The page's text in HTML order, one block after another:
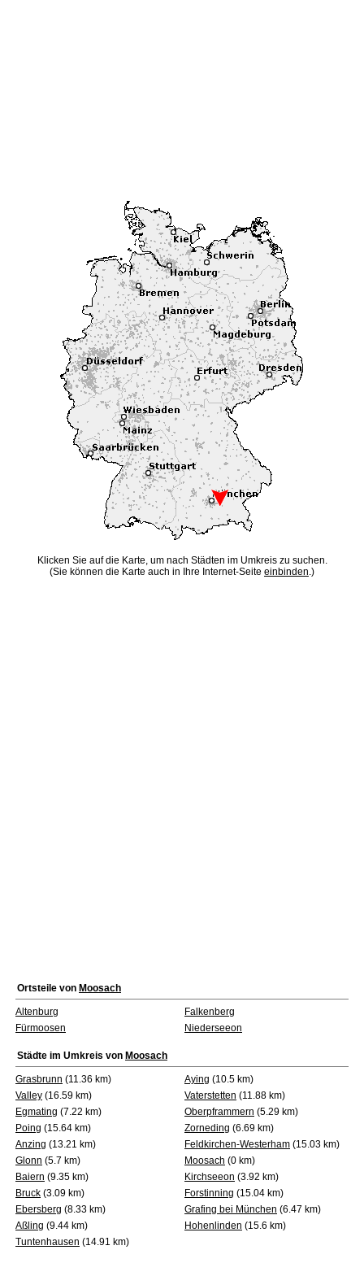
Klicken Sie auf die Karte, um nach Städten im Umkreis zu suchen.
(Sie können die Karte auch in Ihre Internet-Seite einbinden.)
Ortsteile von Moosach
Altenburg
Falkenberg
Fürmoosen
Niederseeon
Städte im Umkreis von Moosach
Grasbrunn (11.36 km) Aying (10.5 km)
Valley (16.59 km) Vaterstetten (11.88 km)
Egmating (7.22 km) Oberpframmern (5.29 km)
Poing (15.64 km) Zorneding (6.69 km)
Anzing (13.21 km) Feldkirchen-Westerham (15.03 km)
Glonn (5.7 km) Moosach (0 km)
Baiern (9.35 km) Kirchseeon (3.92 km)
Bruck (3.09 km) Forstinning (15.04 km)
Ebersberg (8.33 km) Grafing bei München (6.47 km)
Aßling (9.44 km) Hohenlinden (15.6 km)
Tuntenhausen (14.91 km)